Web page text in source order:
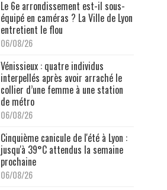
Le 6e arrondissement est-il sous-
équipé en caméras ? La Ville de Lyon
entretient le flou
06/08/26
Vénissieux : quatre individus
interpellés après avoir arraché le
collier d’une femme à une station
de métro
06/08/26
Cinquième canicule de l'été à Lyon :
jusqu'à 39°C attendus la semaine
prochaine
06/08/26